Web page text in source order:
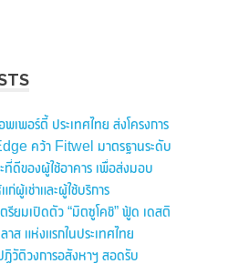
พเพอร์ตี้ ประเทศไทย ส่งโครงการ
คว้า Fitwel มาตรฐานระดับ
ที่ดีของผู้ใช้อาคาร เพื่อส่งมอบ
ผู้เช่าและผู้ใช้บริการ
รียมเปิดตัว “มิตซูโคชิ” ฟู้ด เดสติ
าส แห่งแรกในประเทศไทย
วัติวงการอสังหาฯ สอดรับ